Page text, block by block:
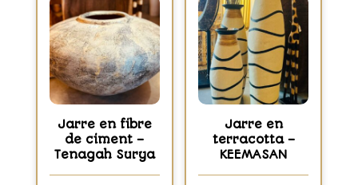
Jarre en fibre
de ciment –
Tenagah Surya
Jarre en
terracotta –
KEEMASAN